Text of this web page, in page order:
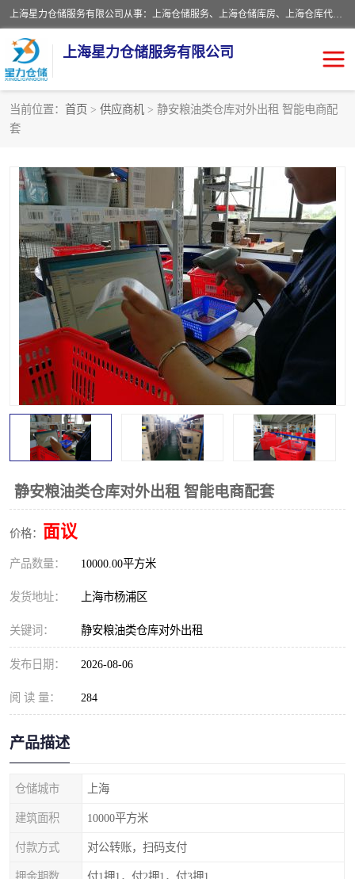
上海星力仓储服务有限公司从事：上海仓储服务、上海仓储库房、上海仓库代运营、上海仓库对外出租、上海仓库外包、上海三方仓储、上海电商仓储代发、上海电商代发货仓库、上海托管仓库、上海仓储配送。上海星力仓储服务有限公司现在拥有100个分仓、10万余平方的标准库房，精炼员工几百名，与几千家客户合作，公司已跻身上海仓储行业前列。欢迎来电咨询！
上海星力仓储服务有限公司
当前位置： 首页 > 供应商机 > 静安粮油类仓库对外出租 智能电商配
套
静安粮油类仓库对外出租 智能电商配套
价格： 面议
产品数量： 10000.00平方米
发货地址： 上海市杨浦区
关键词： 静安粮油类仓库对外出租
发布日期： 2026-08-06
阅 读 量： 284
产品描述
仓储城市 上海
建筑面积 10000平方米
付款方式 对公转账，扫码支付
上海仓储配送 上海仓库外包
上海仓库代运营 上海托管仓库
上海第三方仓储 上海仓储服务
仓储 上海电商代发货仓库
上海托管仓库